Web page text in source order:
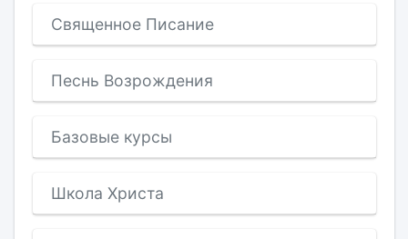
Священное Писание
Песнь Возрождения
Базовые курсы
Школа Христа